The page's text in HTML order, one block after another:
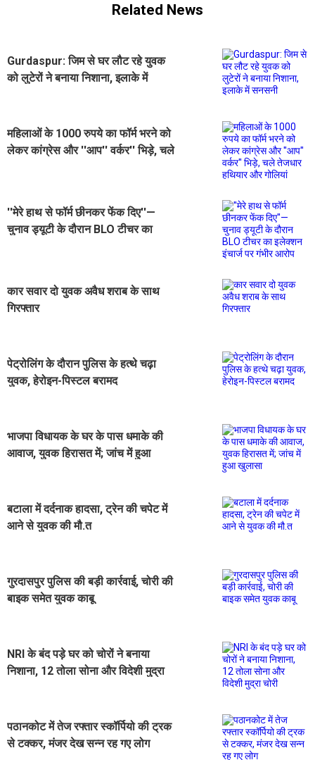
Related News
Gurdaspur: जिम से घर लौट रहे युवक
को लुटेरों ने बनाया निशाना, इलाके में
महिलाओं के 1000 रुपये का फॉर्म भरने को
लेकर कांग्रेस और ''आप'' वर्कर'' भिड़े, चले
''मेरे हाथ से फॉर्म छीनकर फेंक दिए''—
चुनाव ड्यूटी के दौरान BLO टीचर का
कार सवार दो युवक अवैध शराब के साथ
गिरफ्तार
पेट्रोलिंग के दौरान पुलिस के हत्थे चढ़ा
युवक, हेरोइन-पिस्टल बरामद
भाजपा विधायक के घर के पास धमाके की
आवाज, युवक हिरासत में; जांच में हुआ
बटाला में दर्दनाक हादसा, ट्रेन की चपेट में
आने से युवक की मौ.त
गुरदासपुर पुलिस की बड़ी कार्रवाई, चोरी की
बाइक समेत युवक काबू
NRI के बंद पड़े घर को चोरों ने बनाया
निशाना, 12 तोला सोना और विदेशी मुद्रा
पठानकोट में तेज रफ्तार स्कॉर्पियो की ट्रक
से टक्कर, मंजर देख सन्न रह गए लोग